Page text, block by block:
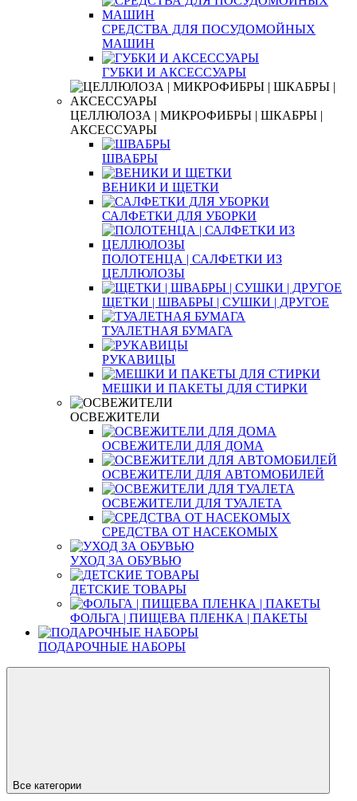
СРЕДСТВА ДЛЯ ПОСУДОМОЙНЫХ
МАШИН
ГУБКИ И АКСЕССУАРЫ
ЦЕЛЛЮЛОЗА | МИКРОФИБРЫ | ШКАБРЫ |
АКСЕССУАРЫ
ШВАБРЫ
ВЕНИКИ И ЩЕТКИ
САЛФЕТКИ ДЛЯ УБОРКИ
ПОЛОТЕНЦА | САЛФЕТКИ ИЗ
ЦЕЛЛЮЛОЗЫ
ЩЕТКИ | ШВАБРЫ | СУШКИ | ДРУГОЕ
ТУАЛЕТНАЯ БУМАГА
РУКАВИЦЫ
МЕШКИ И ПАКЕТЫ ДЛЯ СТИРКИ
ОСВЕЖИТЕЛИ
ОСВЕЖИТЕЛИ ДЛЯ ДОМА
ОСВЕЖИТЕЛИ ДЛЯ АВТОМОБИЛЕЙ
ОСВЕЖИТЕЛИ ДЛЯ ТУАЛЕТА
СРЕДСТВА ОТ НАСЕКОМЫХ
УХОД ЗА ОБУВЬЮ
ДЕТСКИЕ ТОВАРЫ
ФОЛЬГА | ПИЩЕВА ПЛЕНКА | ПАКЕТЫ
ПОДАРОЧНЫЕ НАБОРЫ
Все категории